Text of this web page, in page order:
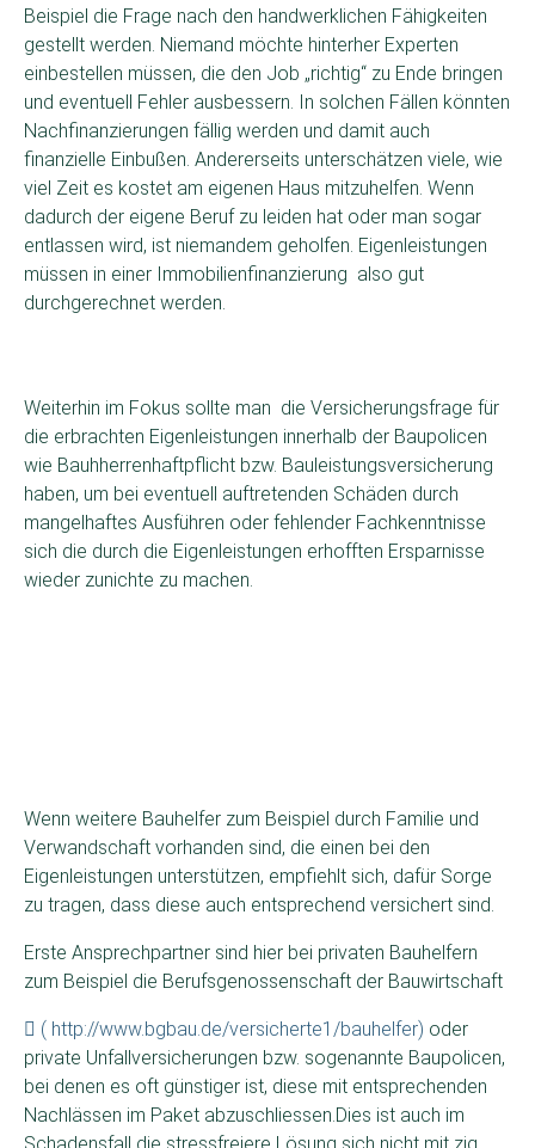
Beispiel die Frage nach den handwerklichen Fähigkeiten
gestellt werden. Niemand möchte hinterher Experten
einbestellen müssen, die den Job „richtig“ zu Ende bringen
und eventuell Fehler ausbessern. In solchen Fällen könnten
Nachfinanzierungen fällig werden und damit auch
finanzielle Einbußen. Andererseits unterschätzen viele, wie
viel Zeit es kostet am eigenen Haus mitzuhelfen. Wenn
dadurch der eigene Beruf zu leiden hat oder man sogar
entlassen wird, ist niemandem geholfen. Eigenleistungen
müssen in einer Immobilienfinanzierung also gut
durchgerechnet werden.
Weiterhin im Fokus sollte man die Versicherungsfrage für
die erbrachten Eigenleistungen innerhalb der Baupolicen
wie Bauhherrenhaftpflicht bzw. Bauleistungsversicherung
haben, um bei eventuell auftretenden Schäden durch
mangelhaftes Ausführen oder fehlender Fachkenntnisse
sich die durch die Eigenleistungen erhofften Ersparnisse
wieder zunichte zu machen.
Wenn weitere Bauhelfer zum Beispiel durch Familie und
Verwandschaft vorhanden sind, die einen bei den
Eigenleistungen unterstützen, empfiehlt sich, dafür Sorge
zu tragen, dass diese auch entsprechend versichert sind.
Erste Ansprechpartner sind hier bei privaten Bauhelfern
zum Beispiel die Berufsgenossenschaft der Bauwirtschaft
( http://www.bgbau.de/versicherte1/bauhelfer) oder
private Unfallversicherungen bzw. sogenannte Baupolicen,
bei denen es oft günstiger ist, diese mit entsprechenden
Nachlässen im Paket abzuschliessen.Dies ist auch im